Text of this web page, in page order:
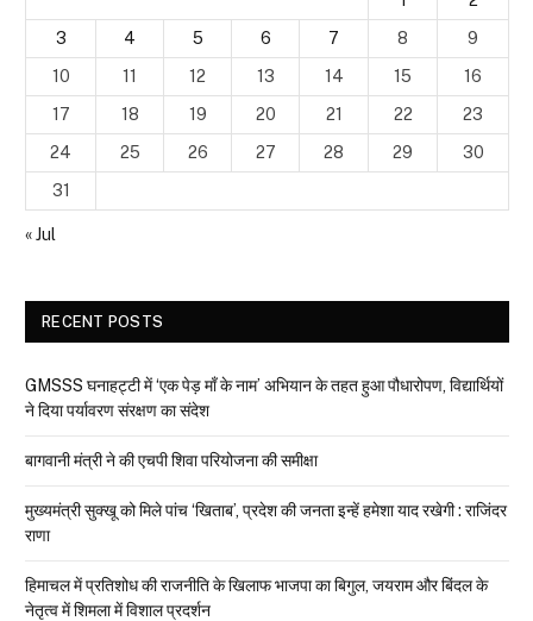
3
4 5 6 7 8
9
10
11 12 13 14 15
16
17
18 19 20 21 22
23
24
25 26 27 28 29
30
31
« Jul
RECENT POSTS
GMSSS घनाहट्टी में ‘एक पेड़ माँ के नाम’ अभियान के तहत हुआ पौधारोपण, विद्यार्थियों
ने दिया पर्यावरण संरक्षण का संदेश
बागवानी मंत्री ने की एचपी शिवा परियोजना की समीक्षा
मुख्यमंत्री सुक्खू को मिले पांच ‘खिताब’, प्रदेश की जनता इन्हें हमेशा याद रखेगी : राजिंदर
राणा
हिमाचल में प्रतिशोध की राजनीति के खिलाफ भाजपा का बिगुल, जयराम और बिंदल के
नेतृत्व में शिमला में विशाल प्रदर्शन